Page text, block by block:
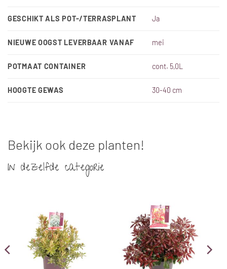
GESCHIKT ALS POT-/TERRASPLANT Ja
NIEUWE OOGST LEVERBAAR VANAF mei
POTMAAT CONTAINER cont. 5,0L
HOOGTE GEWAS 30-40 cm
Bekijk ook deze planten!
In dezelfde categorie